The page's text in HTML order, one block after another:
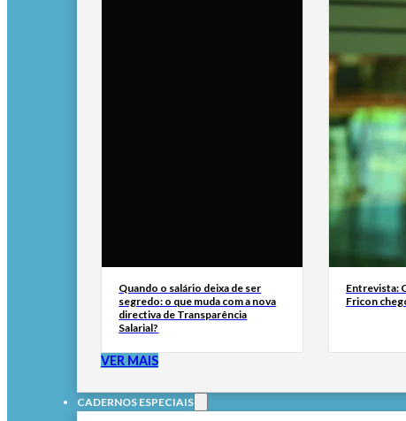
Quando o salário deixa de ser
segredo: o que muda com a nova
directiva de Transparência
Salarial?
Entrevista:
Fricon
VER MAIS
CADERNOS ESPECIAIS